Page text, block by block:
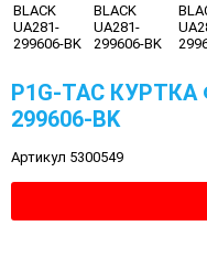
P1G-TAC КУРТКА
299606-BK
Артикул 5300549